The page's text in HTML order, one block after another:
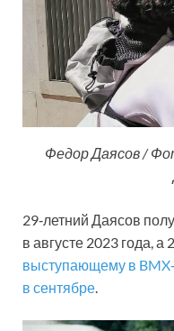
Федор Даясов /
29‑летний Даясов
в августе 2023 года, а
выступающему в
в сентябре.